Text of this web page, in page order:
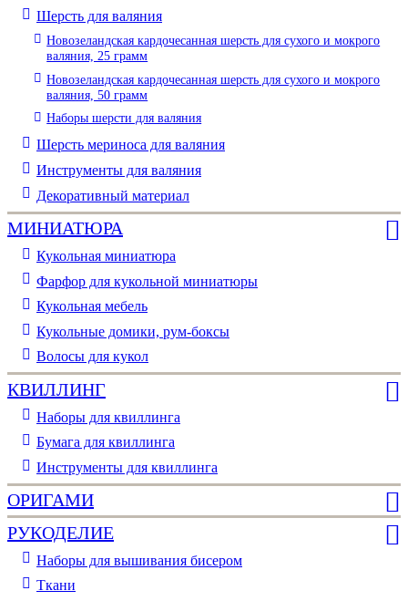
Шерсть для валяния
Новозеландская кардочесанная шерсть для сухого и мокрого
валяния, 25 грамм
Новозеландская кардочесанная шерсть для сухого и мокрого
валяния, 50 грамм
Наборы шерсти для валяния
Шерсть мериноса для валяния
Инструменты для валяния
Декоративный материал
МИНИАТЮРА
Кукольная миниатюра
Фарфор для кукольной миниатюры
Кукольная мебель
Кукольные домики, рум-боксы
Волосы для кукол
КВИЛЛИНГ
Наборы для квиллинга
Бумага для квиллинга
Инструменты для квиллинга
ОРИГАМИ
РУКОДЕЛИЕ
Наборы для вышивания бисером
Ткани